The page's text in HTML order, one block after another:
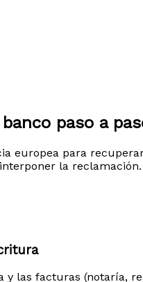
paso a
europea para
la reclamación.
y las facturas (notaría,